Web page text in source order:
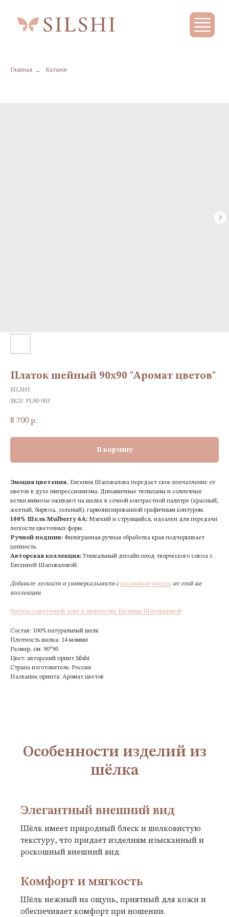
Главная → Каталог
Платок шейный 90х90 "Аромат цветов"
SILSHI
SKU: PL90-003
8 700 р.
В корзину
Эмоция цветения. Евгения Шаповалова передает свое впечатление от
цветов в духе импрессионизма. Динамичные тюльпаны и солнечные
ветви мимозы оживают на шелке в сочной контрастной палитре (красный,
желтый, бирюза, зеленый), гармонизированной графичным контуром.
100% Шелк Mulberry 6А: Мягкий и струящийся, идеален для передачи
легкости цветочных форм.
Ручной подшив: Филигранная ручная обработка края подчеркивает
ценность.
Авторская коллекция: Уникальный дизайн плод творческого союза с
Евгенией Шаповаловой.
Добавьте легкости и универсальности с шелковым твиллииз этой же
коллекции.
Читать о цветочной теме в творчестве Евгении Шаповаловой
Состав: 100% натуральный шелк
Плотность шелка: 14 момми
Размер, см: 90*90
Цвет: авторский принт Silshi
Страна изготовитель: Россия
Название принта: Аромат цветов
Особенности изделий из
шёлка
Элегантный внешний вид
Шёлк имеет природный блеск и шелковистую
текстуру, что придает изделиям изысканный и
роскошный внешний вид.
Комфорт и мягкость
Шёлк нежный на ощупь, приятный для кожи и
обеспечивает комфорт при ношении.